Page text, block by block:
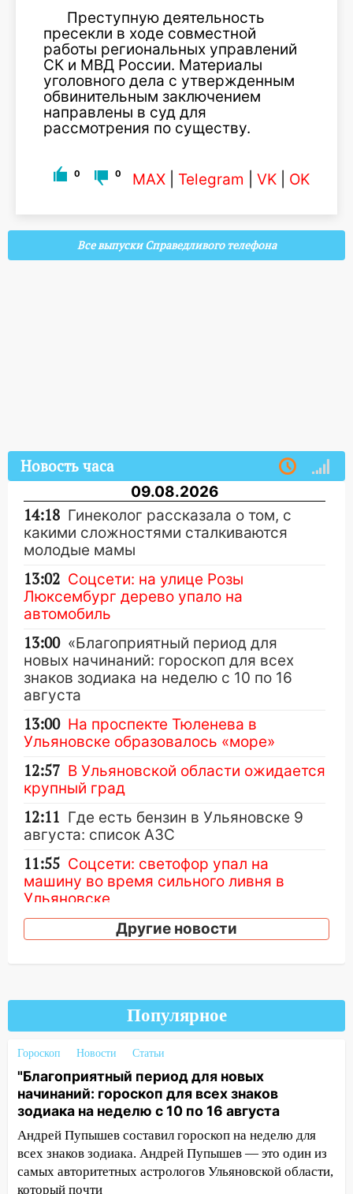
Преступную деятельность
пресекли в ходе совместной
работы региональных управлений
СК и МВД России. Материалы
уголовного дела с утвержденным
обвинительным заключением
направлены в суд для
рассмотрения по существу.
0 0 MAX Telegram VK OK
Все выпуски Справедливого телефона
Новость часа
09.08.2026
14:18 Гинеколог рассказала о том, с
какими сложностями сталкиваются
молодые мамы
13:02 Соцсети: на улице Розы
Люксембург дерево упало на
автомобиль
13:00 «Благоприятный период для
новых начинаний: гороскоп для всех
знаков зодиака на неделю с 10 по 16
августа
13:00 На проспекте Тюленева в
Ульяновске образовалось «море»
12:57 В Ульяновской области ожидается
крупный град
12:11 Где есть бензин в Ульяновске 9
августа: список АЗС
11:55 Соцсети: светофор упал на
машину во время сильного ливня в
Ульяновске
11:00
В Ульяновской области люди в
СНТ сидят без света
Из-за ливня заблокировано
09:15
Ураган, изнасилование ребенка,
автоподставы и атака беспилотников:
важные итоги прошедшей недели в
Ульяновской области
08:20 В Ульяновске восстановили
трамвайную и троллейбусную
инфраструктуру после шторма.
Другие новости
Популярное
Гороскоп Новости Статьи
"Благоприятный период для новых
начинаний: гороскоп для всех знаков
зодиака на неделю с 10 по 16 августа
Андрей Пупышев составил гороскоп на неделю для
всех знаков зодиака. Андрей Пупышев — это один из
самых авторитетных астрологов Ульяновской области,
который почти